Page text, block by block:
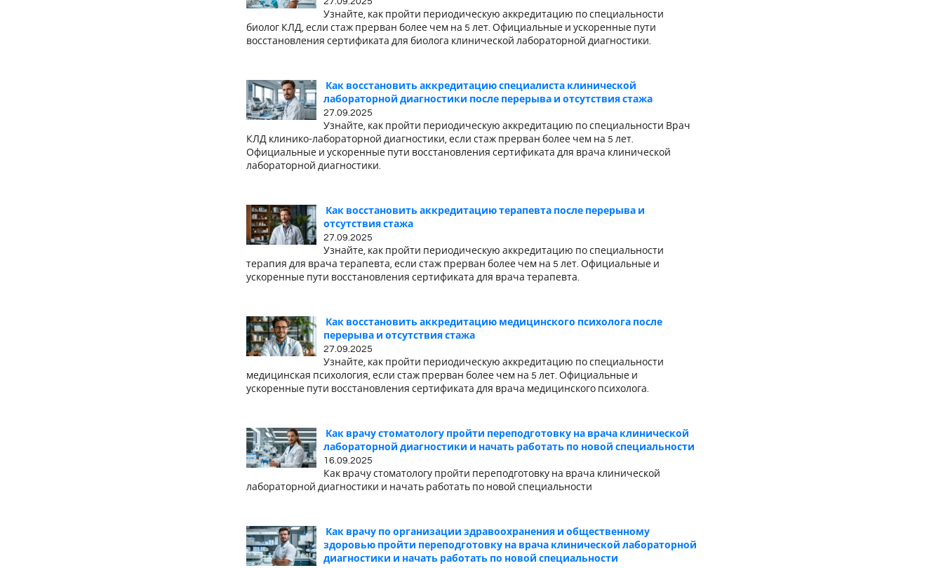
Узнайте, как пройти периодическую аккредитацию по специальности
биолог КЛД, если стаж прерван более чем на 5 лет. Официальные и ускоренные пути
восстановления сертификата для биолога клинической лабораторной диагностики.
Как восстановить аккредитацию специалиста клинической
лабораторной диагностики после перерыва и отсутствия стажа
27.09.2025
Узнайте, как пройти периодическую аккредитацию по специальности Врач
КЛД клинико-лабораторной диагностики, если стаж прерван более чем на 5 лет.
Официальные и ускоренные пути восстановления сертификата для врача клинической
лабораторной диагностики.
Как восстановить аккредитацию терапевта после перерыва и
отсутствия стажа
27.09.2025
Узнайте, как пройти периодическую аккредитацию по специальности
терапия для врача терапевта, если стаж прерван более чем на 5 лет. Официальные и
ускоренные пути восстановления сертификата для врача терапевта.
Как восстановить аккредитацию медицинского психолога после
перерыва и отсутствия стажа
27.09.2025
Узнайте, как пройти периодическую аккредитацию по специальности
медицинская психология, если стаж прерван более чем на 5 лет. Официальные и
ускоренные пути восстановления сертификата для врача медицинского психолога.
Как врачу стоматологу пройти переподготовку на врача клинической
лабораторной диагностики и начать работать по новой специальности
16.09.2025
Как врачу стоматологу пройти переподготовку на врача клинической
лабораторной диагностики и начать работать по новой специальности
Как врачу по организации здравоохранения и общественному
здоровью пройти переподготовку на врача клинической лабораторной
диагностики и начать работать по новой специальности